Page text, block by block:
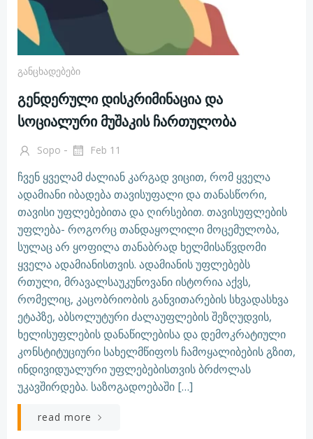
Განცხადებები
გენდერული დისკრიმინაცია და
სოციალური მუშაკის ჩართულობა
Sopo - Feb 11
ჩვენ ყველამ ძალიან კარგად ვიცით, რომ ყველა
ადამიანი იბადება თავისუფალი და თანასწორი,
თავისი უფლებებითა და ღირსებით. თავისუფლების
უფლება- როგორც თანდაყოლილი მოცემულობა,
სულაც არ ყოფილა თანაბრად ხელმისაწვდომი
ყველა ადამიანისთვის. ადამიანის უფლებებს
რთული, მრავალსაუკუნოვანი ისტორია აქვს,
რომელიც, კაცობრიობის განვითარების სხვადასხვა
ეტაპზე, აბსოლუტური ძალაუფლების შეზღუდვის,
ხელისუფლების დანაწილებისა და დემოკრატიული
კონსტიტუციური სახელმწიფოს ჩამოყალიბების გზით,
ინდივიდუალური უფლებებისთვის ბრძოლას
უკავშირდება. საზოგადოებაში […]
read more